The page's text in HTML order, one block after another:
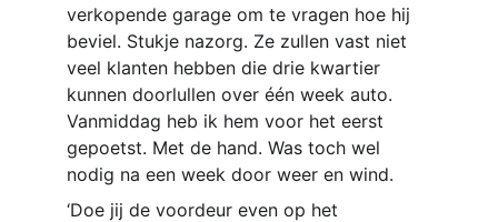
verkopende garage om te vragen hoe hij
beviel. Stukje nazorg. Ze zullen vast niet
veel klanten hebben die drie kwartier
kunnen doorlullen over één week auto.
Vanmiddag heb ik hem voor het eerst
gepoetst. Met de hand. Was toch wel
nodig na een week door weer en wind.
‘Doe jij de voordeur even op het